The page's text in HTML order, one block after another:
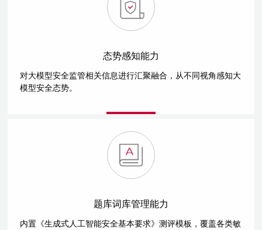
态势感知能力
对大模型安全监管相关信息进行汇聚融合，从不同视角感知大
模型安全态势。
题库词库管理能力
内置《生成式人工智能安全基本要求》测评模板，覆盖各类敏